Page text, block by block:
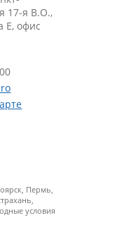
17-я В.О.,
Е, офис
Пермь,
условия